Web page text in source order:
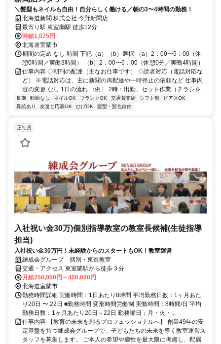
＼髪型もネイルも自由！自分らしく働ける／朝の3〜4時間の勤務！
北海道新聞 株式会社 今野新聞店
最寄り駅 東室蘭駅 徒歩12分
時給1,075円
北海道室蘭市
期間の定め なし 時間 下記（a）（b）選択 （a）2：00〜5：00（休
憩0時間／実働3時間） （b）2：00〜6：00（休憩0分／実働4時間）
仕事内容 ◇朝刊の配達（主なお仕事です） ◇読者対応（電話対応な
ど） ※電話対応は、主に新聞の再配達や一時停止の依頼など 仕事内
容の変更 なし 1日の流れ 〈例〉 2時：出勤、セット作業（チラシを...
長期 転勤なし ネイルOK ブランクOK 交通費支給 シフト制
ピアスOK
昇給あり
友達と応募OK ひげOK 髪型・髪色自由
正社員
入社祝い金30万)個別指導教室の教室長候補(生徒指導
担当)
入社祝い金30万円！未経験からのスタートもOK！教室運営
練成会グループ 個別・東進教室
交通・アクセス 東室蘭駅から徒歩３分
月給250,000円～400,000円
北海道室蘭市
勤務時間詳細 実働時間：1日あたり8時間 平均勤務日数：1ヶ月あた
り20日 〜 22日 ■勤務時間 変形時間労働制 実働時間：8時間/日 平均
勤務日数：1ヶ月あたり20日～22日 勤務曜日：月・火・...
仕事内容 【教育の未来を創るプロフェッショナルへ】 創業49年の安
定基盤を持つ練成会グループで、子どもたちの未来を導く教室運営ス
タッフを募集します。 ご本人の希望や適性を最大限に考慮し、配属